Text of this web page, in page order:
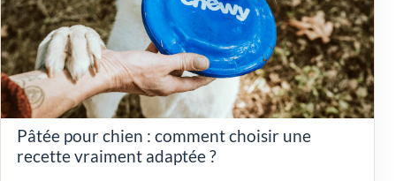
Pâtée pour chien : comment choisir une
recette vraiment adaptée ?